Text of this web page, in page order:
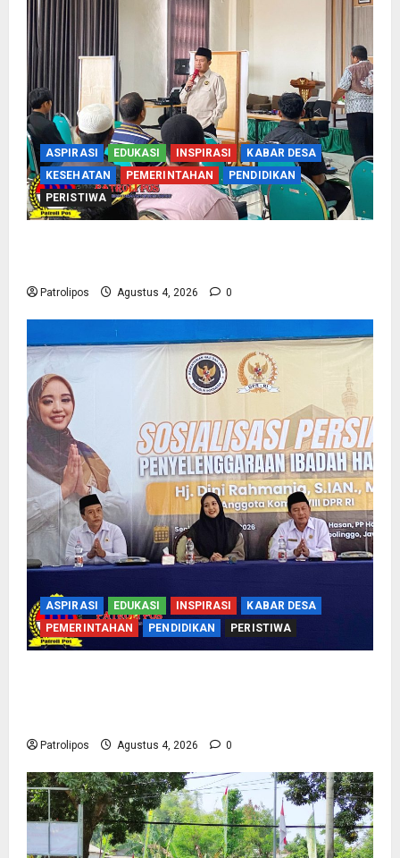
ASPIRASI EDUKASI INSPIRASI
KABAR DESA
KESEHATAN
PEMERINTAHAN
PENDIDIKAN
PERISTIWA
Patrolipos Agustus 4, 2026 0
ASPIRASI EDUKASI INSPIRASI
KABAR DESA
PEMERINTAHAN
PENDIDIKAN PERISTIWA
Patrolipos Agustus 4, 2026 0